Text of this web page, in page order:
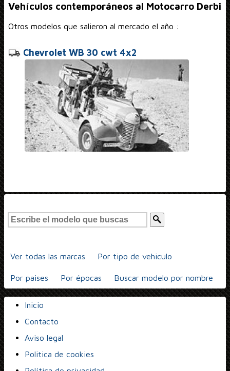
Vehículos contemporáneos al Motocarro Derbi
Otros modelos que salieron al mercado el año :
Chevrolet WB 30 cwt 4x2
Ver todas las marcas Por tipo de vehiculo
Por paises Por épocas Buscar modelo por nombre
Inicio
Contacto
Aviso legal
Politica de cookies